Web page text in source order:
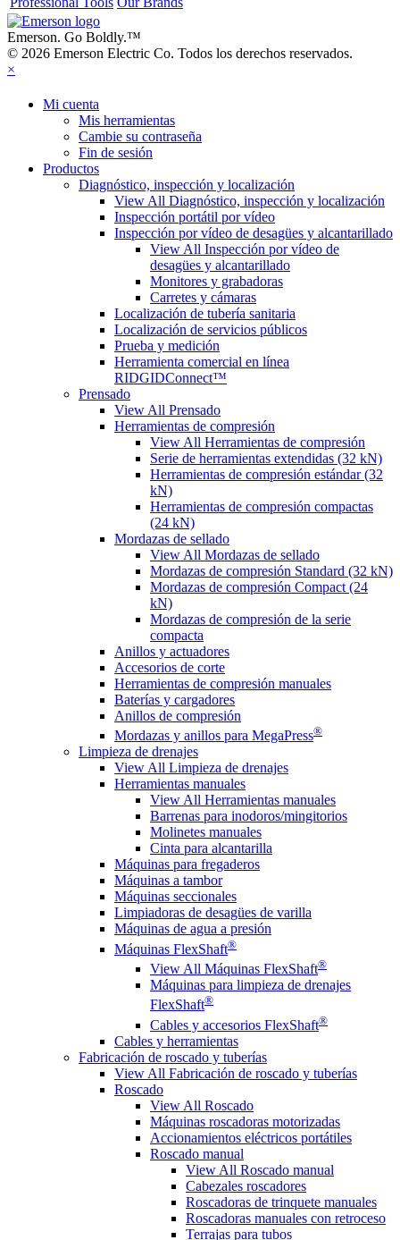
Emerson. Go Boldly.™
© 2026 Emerson Electric Co. Todos los derechos reservados.
×
Mi cuenta
Mis herramientas
Cambie su contraseña
Fin de sesión
Productos
Diagnóstico, inspección y localización
View All Diagnóstico, inspección y localización
Inspección portátil por vídeo
Inspección por vídeo de desagües y alcantarillado
View All Inspección por vídeo de
desagües y alcantarillado
Monitores y grabadoras
Carretes y cámaras
Localización de tubería sanitaria
Localización de servicios públicos
Prueba y medición
Herramienta comercial en línea
RIDGIDConnect™
Prensado
View All Prensado
Herramientas de compresión
View All Herramientas de compresión
Serie de herramientas extendidas (32 kN)
Herramientas de compresión estándar (32
kN)
Herramientas de compresión compactas
(24 kN)
Mordazas de sellado
View All Mordazas de sellado
Mordazas de compresión Standard (32 kN)
Mordazas de compresión Compact (24
kN)
Mordazas de compresión de la serie
compacta
Anillos y actuadores
Accesorios de corte
Herramientas de compresión manuales
Baterías y cargadores
Anillos de compresión
Mordazas y anillos para MegaPress®
Limpieza de drenajes
View All Limpieza de drenajes
Herramientas manuales
View All Herramientas manuales
Barrenas para inodoros/mingitorios
Molinetes manuales
Cinta para alcantarilla
Máquinas para fregaderos
Máquinas a tambor
Máquinas seccionales
Limpiadoras de desagües de varilla
Máquinas de agua a presión
Máquinas FlexShaft®
View All Máquinas FlexShaft®
Máquinas para limpieza de drenajes
FlexShaft®
Cables y accesorios FlexShaft®
Cables y herramientas
Fabricación de roscado y tuberías
View All Fabricación de roscado y tuberías
Roscado
View All Roscado
Máquinas roscadoras motorizadas
Accionamientos eléctricos portátiles
Roscado manual
View All Roscado manual
Cabezales roscadores
Roscadoras de trinquete manuales
Roscadoras manuales con retroceso
Terrajas para tubos